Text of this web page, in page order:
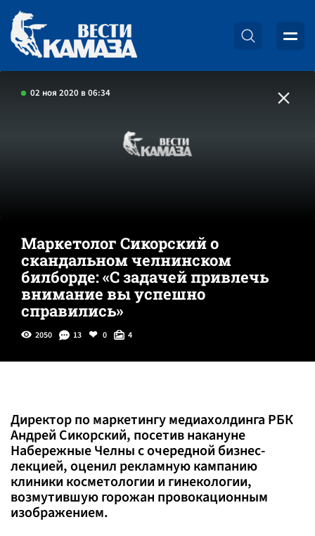
02 ноя 2020 в 06:34
Маркетолог Сикорский о
скандальном челнинском
билборде: «С задачей привлечь
внимание вы успешно
справились»
2050 13 0 4
Директор по маркетингу медиахолдинга РБК
Андрей Сикорский, посетив накануне
Набережные Челны с очередной бизнес-
лекцией, оценил рекламную кампанию
клиники косметологии и гинекологии,
возмутившую горожан провокационным
изображением.